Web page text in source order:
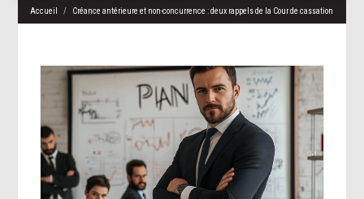
Accueil Créance antérieure et non-concurrence : deux rappels de la Cour de cassation